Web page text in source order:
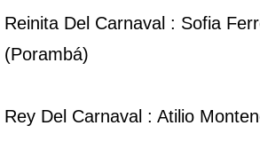
Reinita Del Carnaval : Sofia
(Porambá)
Rey Del Carnaval : Atilio